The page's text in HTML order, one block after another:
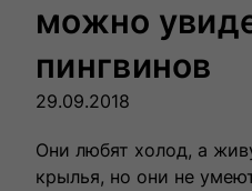
Журнал
Пишем о России, чтобы
перестала быть Terra
можно
пингвинов
29.09.2018
Они любят холод, а
крылья, но они не